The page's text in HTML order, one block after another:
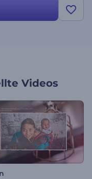
mehr. Nutzen Sie die
Videos